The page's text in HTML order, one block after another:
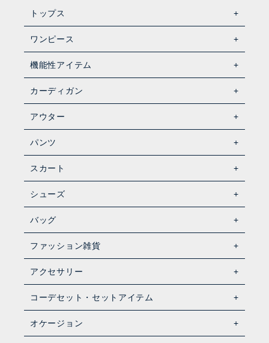
トップス
ワンピース
機能性アイテム
カーディガン
アウター
パンツ
スカート
シューズ
バッグ
ファッション雑貨
アクセサリー
コーデセット・セットアイテム
オケージョン